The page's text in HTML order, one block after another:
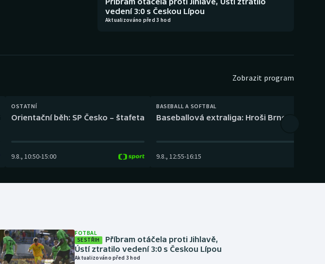
vedení 3:0 s Českou Lípou
Aktualizováno před 3 hod
Zobrazit program
OSTATNÍ
Orientační běh: SP Česko – štafeta
9.8., 10:50-15:00
BASEBALL A SOFTBAL
Baseballová extraliga: Hroši Brno – Eagles
9.8., 12:55-16:15
FOTBAL
SESTŘIH
Příbram otáčela proti Jihlavě,
Ústí ztratilo vedení 3:0 s Českou Lípou
Aktualizováno před 3 hod